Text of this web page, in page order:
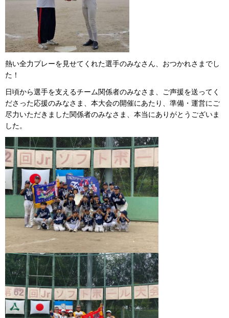
熱い全力プレーを見せてくれた選手のみなさん、おつかれさまでし
た！
日頃から選手を支えるチーム関係者のみなさま、ご声援を送ってく
ださった応援のみなさま、本大会の開催にあたり、準備・運営にご
尽力いただきました関係者のみなさま、本当にありがとうございま
した。